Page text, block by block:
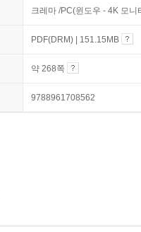
크레마 /PC(윈도우 - 4K 모
PDF(DRM) | 151.15MB
약 268쪽
9788961708562